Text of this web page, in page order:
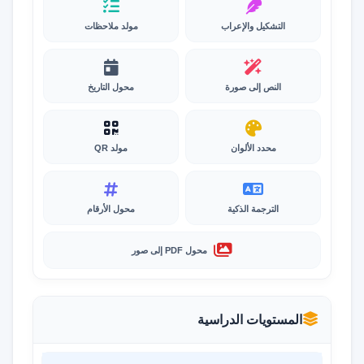
التشكيل والإعراب مولد ملاحظات
النص إلى صورة محول التاريخ
محدد الألوان مولد QR
الترجمة الذكية محول الأرقام
محول PDF إلى صور
المستويات الدراسية